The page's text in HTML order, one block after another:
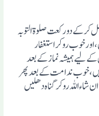
کرکے دو رکعت صلوة التوبہ
خوب رو کر استغفار
لیے ہمیشہ نماز کے بعد
رہیں،خوب ندامت کے بعد پھر
اللہ روکر گناہ دھلیں